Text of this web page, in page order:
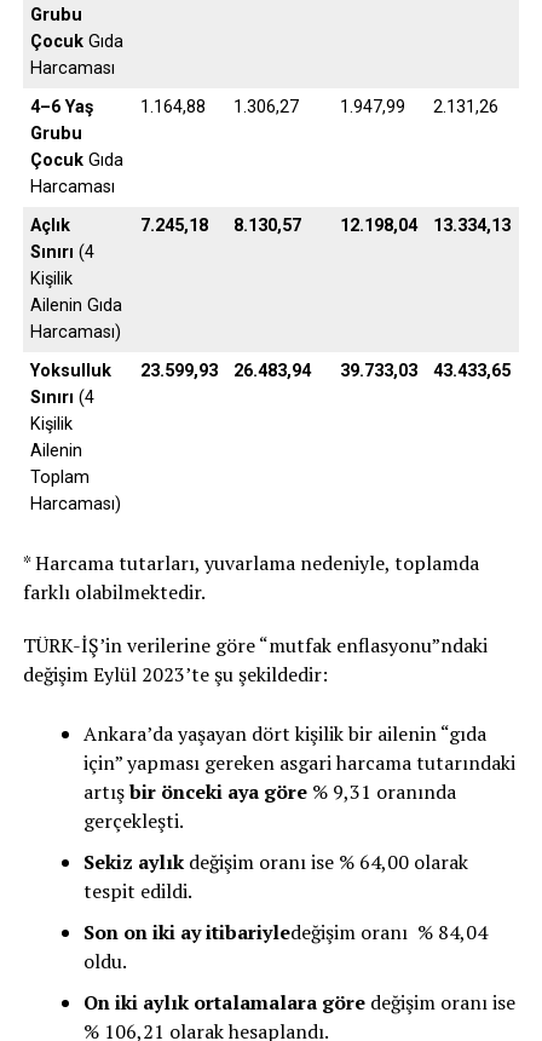
Grubu
Çocuk Gıda
Harcaması
4–6 Yaş
Grubu
Çocuk Gıda
Harcaması
1.164,88 1.306,27 1.947,99 2.131,26
Açlık
Sınırı (4
Kişilik
Ailenin Gıda
Harcaması)
7.245,18 8.130,57 12.198,04 13.334,13
Yoksulluk
Sınırı (4
Kişilik
Ailenin
Toplam
Harcaması)
23.599,93 26.483,94 39.733,03 43.433,65
* Harcama tutarları, yuvarlama nedeniyle, toplamda
farklı olabilmektedir.
TÜRK-İŞ’in verilerine göre “mutfak enflasyonu”ndaki
değişim Eylül 2023’te şu şekildedir:
Ankara’da yaşayan dört kişilik bir ailenin “gıda
için” yapması gereken asgari harcama tutarındaki
artışbir önceki aya göre % 9,31 oranında
gerçekleşti.
Sekiz aylık değişim oranı ise % 64,00 olarak
tespit edildi.
Son on iki ay itibariyledeğişim oranı % 84,04
oldu.
On iki aylık ortalamalara göre değişim oranı ise
% 106,21 olarak hesaplandı.